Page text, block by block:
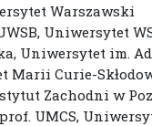
Warszawski
Uniwersytet
Uniwersytet im.
Marii Curie-
Zachodni w
UMCS,